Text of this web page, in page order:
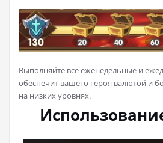
Выполняйте все еженедельные и
обеспечит вашего героя валютой и
на низких уровнях.